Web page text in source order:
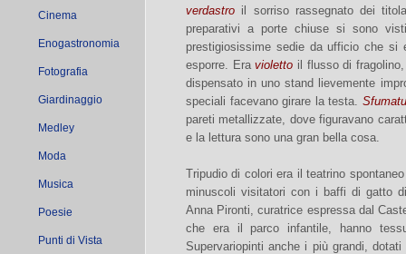
Cinema
Enogastronomia
Fotografia
Giardinaggio
Medley
Moda
Musica
Poesie
Punti di Vista
verdastro il sorriso rassegnato dei
preparativi a porte chiuse si sono
prestigiosissime sedie da ufficio che si
esporre. Eravioletto il flusso di
dispensato in uno stand lievemente
speciali facevano girare la testa.
pareti metallizzate, dove figuravano
e la lettura sono una gran bella cosa.
Tripudio di colori era il teatrino
minuscoli visitatori con i baffi di gatto
Anna Pironti, curatrice espressa dal
che era il parco infantile, hanno
Supervariopinti anche i più grandi,